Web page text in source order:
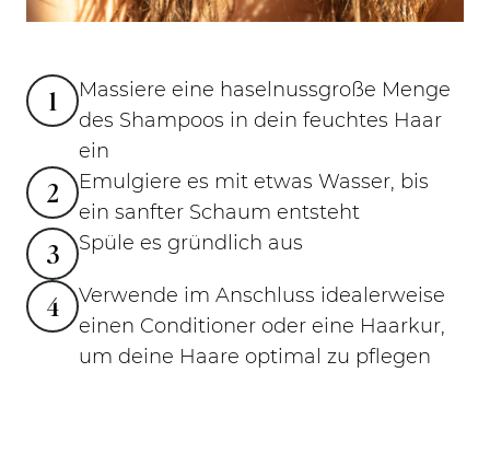
1
Massiere eine haselnussgroße Menge
des Shampoos in dein feuchtes Haar
ein
2
Emulgiere es mit etwas Wasser, bis
ein sanfter Schaum entsteht
3 Spüle es gründlich aus
4
Verwende im Anschluss idealerweise
einen Conditioner oder eine Haarkur,
um deine Haare optimal zu pflegen